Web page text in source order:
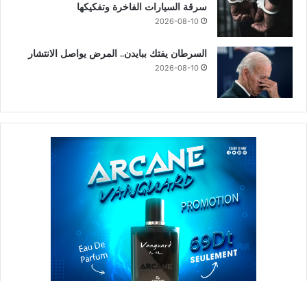
سرقة السيارات الفاخرة وتفكيكها
2026-08-10
السرطان يفتك ببايدن.. المرض يواصل الانتشار
2026-08-10